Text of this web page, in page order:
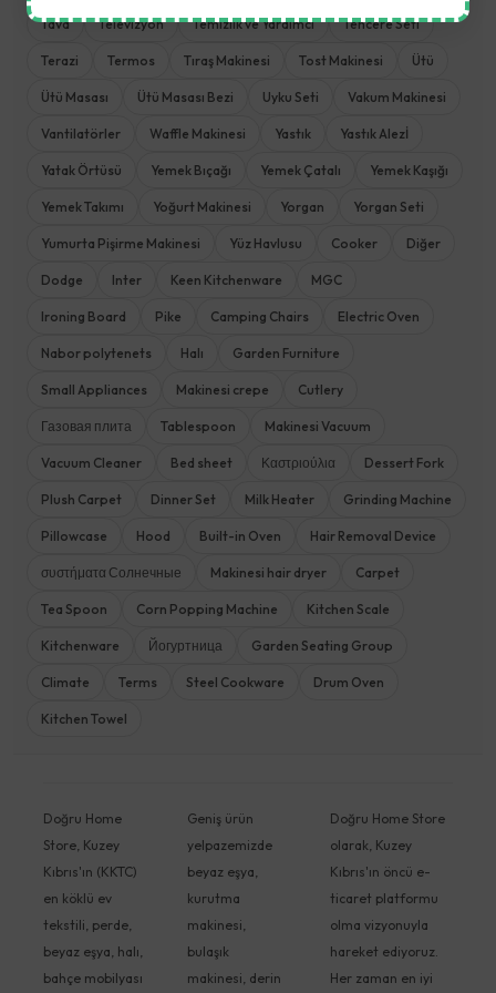
Tava Televizyon Temizlik ve Yardımcı Tencere Seti
Terazi Termos Tıraş Makinesi Tost Makinesi Ütü
Ütü Masası Ütü Masası Bezi Uyku Seti Vakum Makinesi
Vantilatörler Waffle Makinesi Yastık Yastık Alezİ
Yatak Örtüsü Yemek Bıçağı Yemek Çatalı Yemek Kaşığı
Yemek Takımı Yoğurt Makinesi Yorgan Yorgan Seti
Yumurta Pişirme Makinesi Yüz Havlusu Cooker Diğer
Dodge Inter Keen Kitchenware MGC
Ironing Board Pike Camping Chairs Electric Oven
Nabor polytenets Halı Garden Furniture
Small Appliances Makinesi crepe Cutlery
Газовая плита Tablespoon Makinesi Vacuum
Vacuum Cleaner Bed sheet Καστριούλια Dessert Fork
Plush Carpet Dinner Set Milk Heater Grinding Machine
Pillowcase Hood Built-in Oven Hair Removal Device
συστήματα Солнечные Makinesi hair dryer Carpet
Tea Spoon Corn Popping Machine Kitchen Scale
Kitchenware Йогуртница Garden Seating Group
Climate Terms Steel Cookware Drum Oven
Kitchen Towel
Doğru Home
Store, Kuzey
Kıbrıs'ın (KKTC)
en köklü ev
tekstili, perde,
beyaz eşya, halı,
bahçe mobilyası
Geniş ürün
yelpazemizde
beyaz eşya,
kurutma
makinesi,
bulaşık
makinesi, derin
Doğru Home Store
olarak, Kuzey
Kıbrıs'ın öncü e-
ticaret platformu
olma vizyonuyla
hareket ediyoruz.
Her zaman en iyi